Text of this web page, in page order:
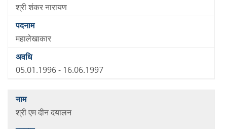
श्री शंकर नारायण
महालेखाकार
05.01.1996 - 16.06.1997
श्री एम दीन दयालन